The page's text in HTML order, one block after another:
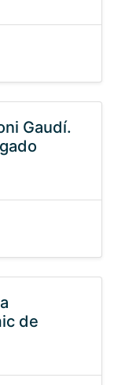
Gaudí.
de